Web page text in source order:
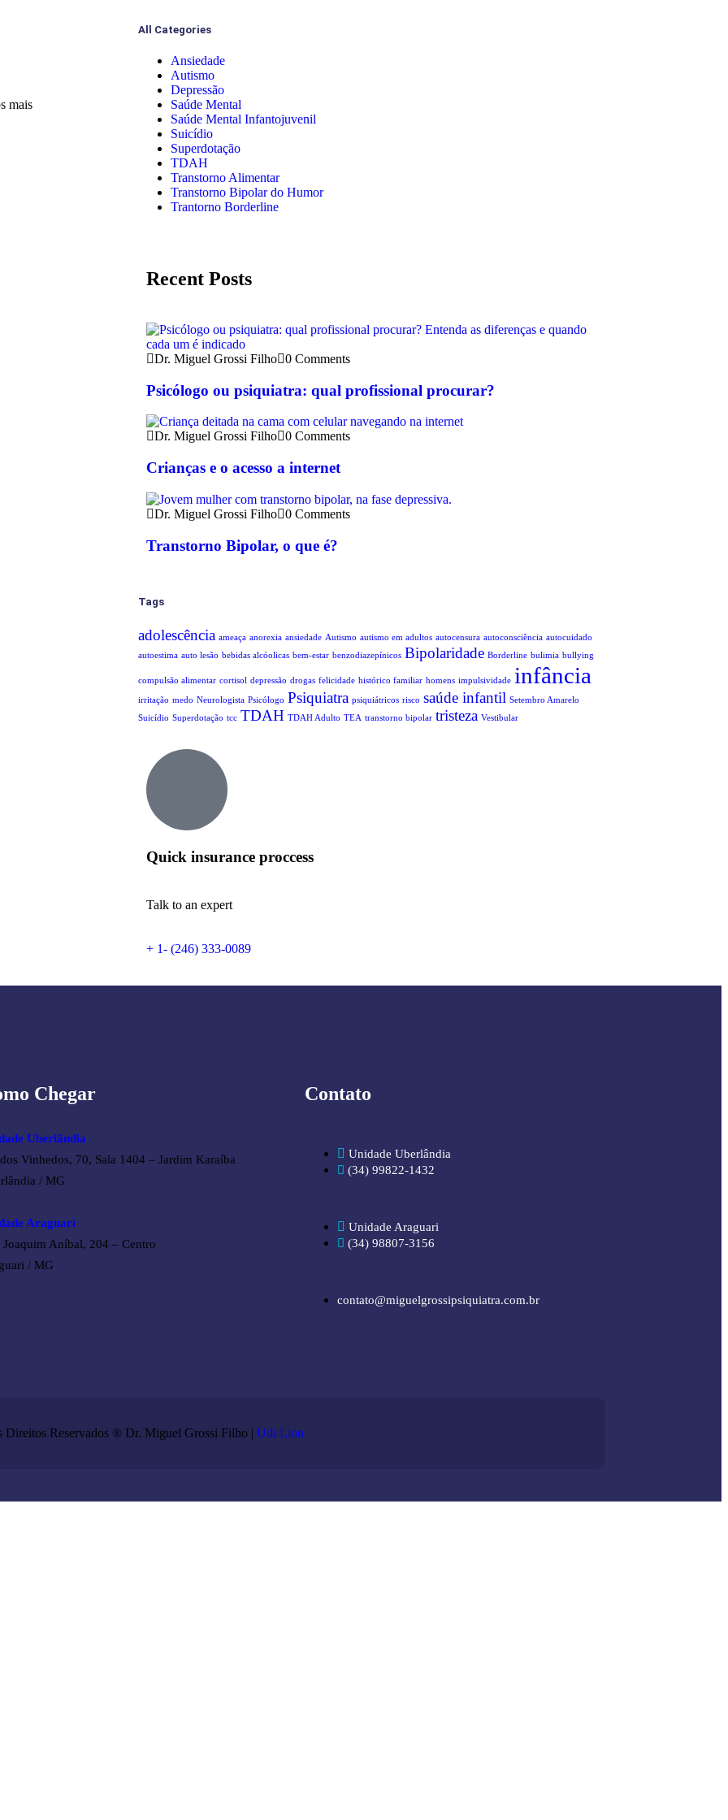
mais
All Categories
Ansiedade
Autismo
Depressão
Saúde Mental
Saúde Mental Infantojuvenil
Suicídio
Superdotação
TDAH
Transtorno Alimentar
Transtorno Bipolar do Humor
Trantorno Borderline
Recent Posts
Dr. Miguel Grossi Filho 0 Comments
Psicólogo ou psiquiatra: qual profissional procurar?
Dr. Miguel Grossi Filho 0 Comments
Crianças e o acesso a internet
Dr. Miguel Grossi Filho 0 Comments
Transtorno Bipolar, o que é?
Tags
adolescência ameaça anorexia ansiedade Autismo autismo em adultos autocensura autoconsciência autocuidado
autoestima auto lesão bebidas alcóolicas bem-estar benzodiazepínicos Bipolaridade Borderline bulimia bullying
compulsão alimentar cortisol depressão drogas felicidade histórico familiar homens impulsividade infância
irritação medo Neurologista Psicólogo Psiquiatra psiquiátricos risco saúde infantil Setembro Amarelo
Suicídio Superdotação tcc TDAH TDAH Adulto TEA transtorno bipolar tristeza Vestibular
Quick insurance proccess
Talk to an expert
+ 1- (246) 333-0089
Chegar
Uberlândia
Vinhedos, 70, Sala 1404 – Jardim Karaíba
/ MG
Araguari
Joaquim Aníbal, 204 – Centro
/ MG
Contato
Unidade Uberlândia
(34) 99822-1432
Unidade Araguari
(34) 98807-3156
contato@miguelgrossipsiquiatra.com.br
Direitos Reservados ®️ Dr. Miguel Grossi Filho | Udi Lion